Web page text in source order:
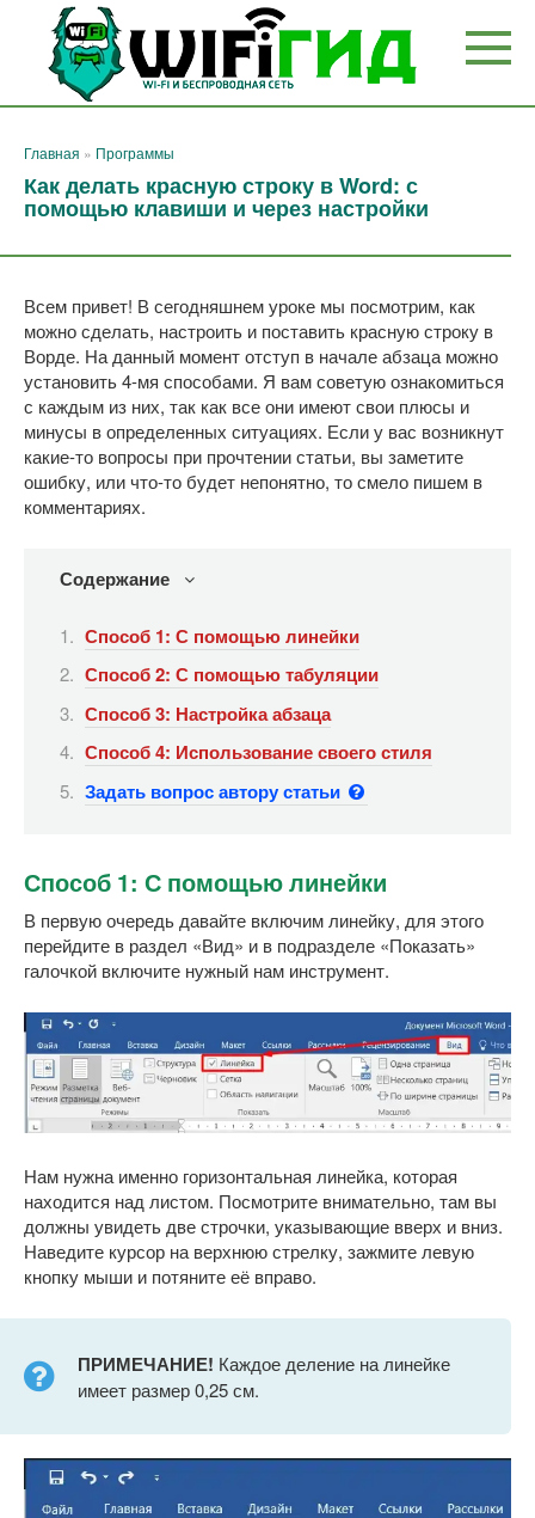
Перейти
контенту
Главная » Программы
Как делать красную строку в Word: с
помощью клавиши и через настройки
Всем привет! В сегодняшнем уроке мы посмотрим, как
можно сделать, настроить и поставить красную строку в
Ворде. На данный момент отступ в начале абзаца можно
установить 4-мя способами. Я вам советую ознакомиться
с каждым из них, так как все они имеют свои плюсы и
минусы в определенных ситуациях. Если у вас возникнут
какие-то вопросы при прочтении статьи, вы заметите
ошибку, или что-то будет непонятно, то смело пишем в
комментариях.
Содержание
Способ 1: С помощью линейки
Способ 2: С помощью табуляции
Способ 3: Настройка абзаца
Способ 4: Использование своего стиля
Задать вопрос автору статьи
Способ 1: С помощью линейки
В первую очередь давайте включим линейку, для этого
перейдите в раздел «Вид» и в подразделе «Показать»
галочкой включите нужный нам инструмент.
Нам нужна именно горизонтальная линейка, которая
находится над листом. Посмотрите внимательно, там вы
должны увидеть две строчки, указывающие вверх и вниз.
Наведите курсор на верхнюю стрелку, зажмите левую
кнопку мыши и потяните её вправо.
ПРИМЕЧАНИЕ! Каждое деление на линейке
имеет размер 0,25 см.